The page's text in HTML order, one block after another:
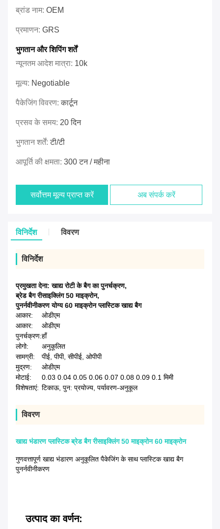
ब्रांड नाम: OEM
प्रमाणन: GRS
भुगतान और शिपिंग शर्तें
न्यूनतम आदेश मात्रा: 10k
मूल्य: Negotiable
पैकेजिंग विवरण:कार्टून
प्रसव के समय: 20 दिन
भुगतान शर्तें:टी/टी
आपूर्ति की क्षमता: 300 टन / महीना
सर्वोत्तम मूल्य प्राप्त करें अब संपर्क करें
विनिर्देश विवरण
विनिर्देश
प्रमुखता देना:खाद्य रोटी के बैग का पुनर्चक्रण,
ब्रेड बैग रीसाइक्लिंग 50 माइक्रोन,
पुनर्नवीनीकरण योग्य 60 माइक्रोन प्लास्टिक खाद्य बैग
आकार:
ओडीएम
आकार:
ओडीएम
पुनर्चक्रण:हाँ
लोगो:
अनुकूलित
सामग्री:
पीई, पीपी, सीपीई, ओपीपी
मुद्रण:
ओडीएम
मोटाई:
0.03 0.04 0.05 0.06 0.07 0.08 0.09 0.1 मिमी
विशेषताएं: टिकाऊ, पुन: प्रयोज्य, पर्यावरण-अनुकूल
विवरण
खाद्य भंडारण प्लास्टिक ब्रेड बैग रीसाइक्लिंग 50 माइक्रोन 60 माइक्रोन
गुणवत्तापूर्ण खाद्य भंडारण अनुकूलित पैकेजिंग के साथ प्लास्टिक खाद्य बैग
पुनर्नवीनीकरण
उत्पाद का वर्णन: